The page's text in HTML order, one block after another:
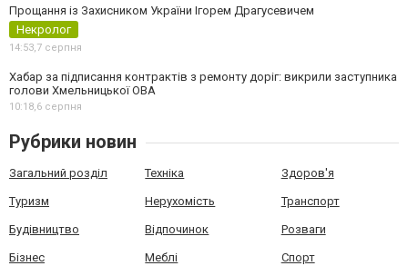
Прощання із Захисником України Ігорем Драгусевичем
Некролог
14:53,7 серпня
Хабар за підписання контрактів з ремонту доріг: викрили заступника
голови Хмельницької ОВА
10:18,6 серпня
Рубрики новин
Загальний розділ Техніка Здоров'я
Туризм Нерухомість Транспорт
Будівництво Відпочинок Розваги
Бізнес Меблі Спорт